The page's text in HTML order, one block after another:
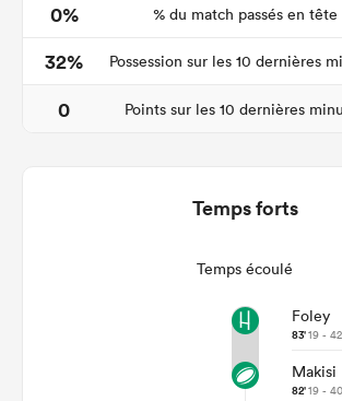
0%
% du match passés en tête
32%
Possession sur les 10 dernières
0
Points sur les 10 dernières
Temps forts
Temps écoulé
Foley
83'19 - 42
Makisi
82'19 - 40